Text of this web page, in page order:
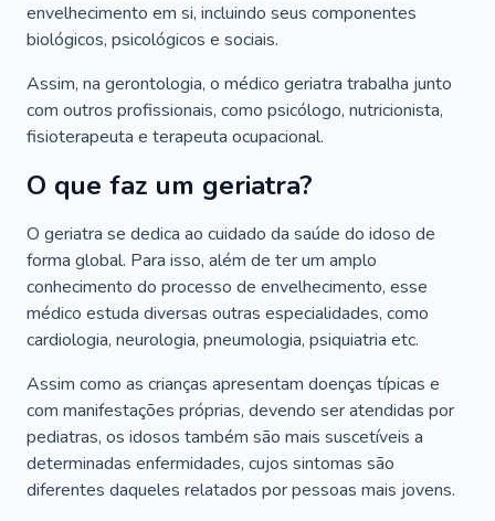
envelhecimento em si, incluindo seus componentes
biológicos, psicológicos e sociais.
Assim, na gerontologia, o médico geriatra trabalha junto
com outros profissionais, como psicólogo, nutricionista,
fisioterapeuta e terapeuta ocupacional.
O que faz um geriatra?
O geriatra se dedica ao cuidado da saúde do idoso de
forma global. Para isso, além de ter um amplo
conhecimento do processo de envelhecimento, esse
médico estuda diversas outras especialidades, como
cardiologia, neurologia, pneumologia, psiquiatria etc.
Assim como as crianças apresentam doenças típicas e
com manifestações próprias, devendo ser atendidas por
pediatras, os idosos também são mais suscetíveis a
determinadas enfermidades, cujos sintomas são
diferentes daqueles relatados por pessoas mais jovens.